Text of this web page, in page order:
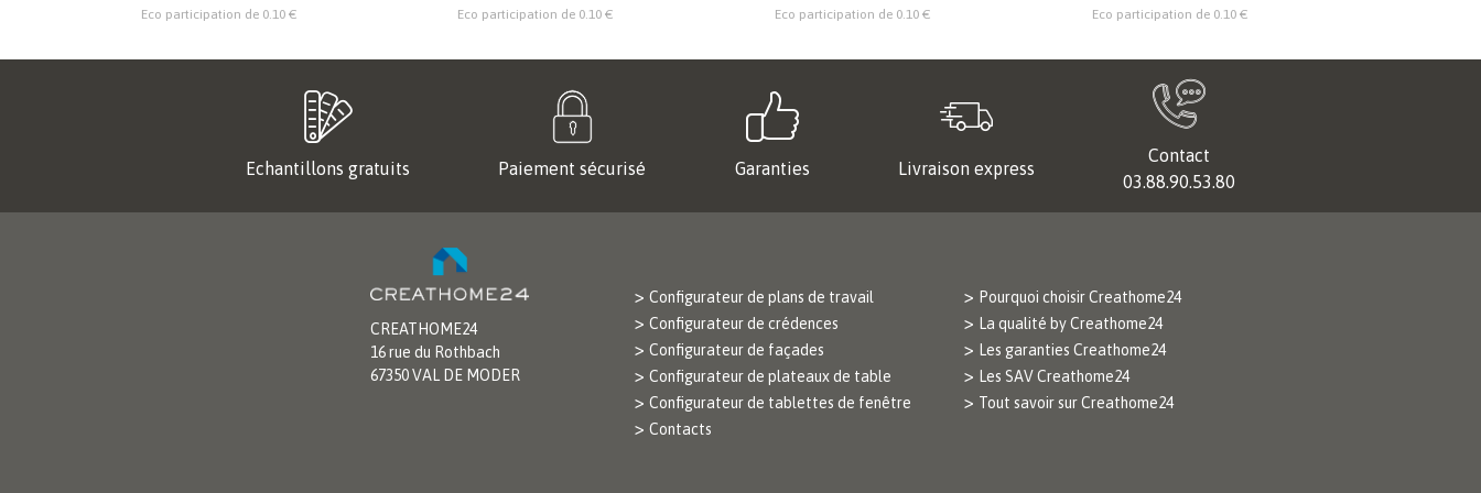
Eco participation de 0.10 € Eco participation de 0.10 € Eco participation de 0.10 € Eco participation de 0.10 €
Echantillons gratuits Paiement sécurisé Garanties Livraison express
Contact
03.88.90.53.80
CREATHOME24
16 rue du Rothbach
67350 VAL DE MODER
Configurateur de plans de travail
Configurateur de crédences
Configurateur de façades
Configurateur de plateaux de table
Configurateur de tablettes de fenêtre
Contacts
Pourquoi choisir Creathome24
La qualité by Creathome24
Les garanties Creathome24
Les SAV Creathome24
Tout savoir sur Creathome24